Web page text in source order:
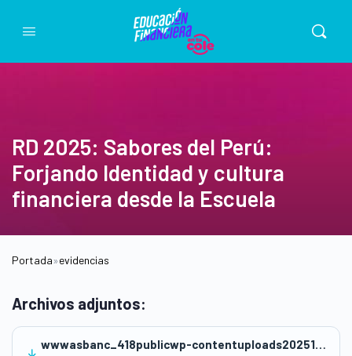
RD 2025: Sabores del Perú:
Forjando Identidad y cultura
financiera desde la Escuela
Portada»evidencias
Archivos adjuntos:
wwwasbanc_418publicwp-contentuploads202511ESTHER-FESTINI-DE-RAMOS-OCAMPO.docx